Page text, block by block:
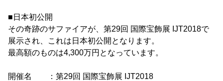
■日本初公開
その奇跡のサファイアが、第29回 国際宝飾展 IJT2018で
展示され、これは日本初公開となります。
最高額のものは4,300万円となっています。
開催名 ：第29回 国際宝飾展 IJT2018